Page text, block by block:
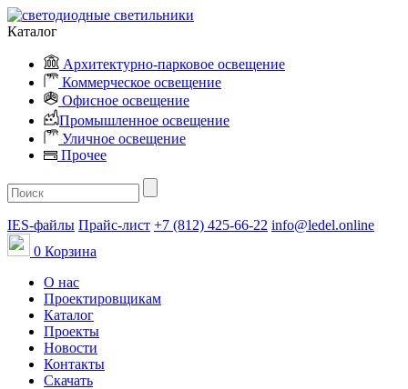
Каталог
Архитектурно-парковое освещение
Коммерческое освещение
Офисное освещение
Промышленное освещение
Уличное освещение
Прочее
IES-файлы Прайс-лист +7 (812) 425-66-22 info@ledel.online
0 Корзина
О нас
Проектировщикам
Каталог
Проекты
Новости
Контакты
Скачать